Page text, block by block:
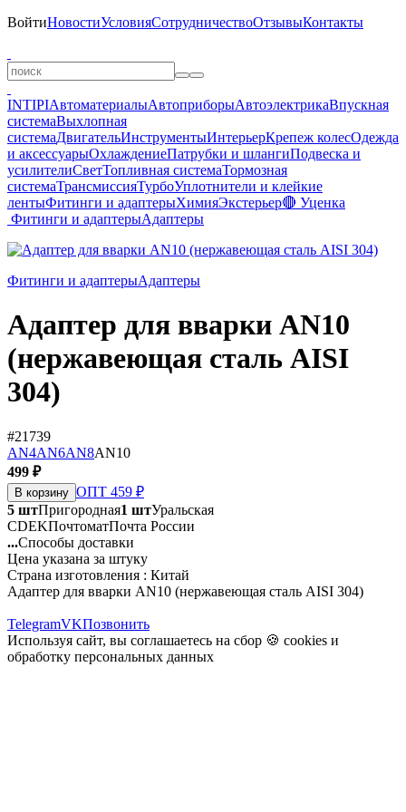
ВойтиНовостиУсловияСотрудничествоОтзывыКонтакты
INTIPIАвтоматериалыАвтоприборыАвтоэлектрикаВпускная
системаВыхлопная
системаДвигательИнструментыИнтерьерКрепеж колесОдежда
и аксессуарыОхлаждениеПатрубки и шлангиПодвеска и
усилителиСветТопливная системаТормозная
системаТрансмиссияТурбоУплотнители и клейкие
лентыФитинги и адаптерыХимияЭкстерьер🔴 Уценка
Фитинги и адаптерыАдаптеры
Фитинги и адаптерыАдаптеры
Адаптер для вварки AN10
(нержавеющая сталь AISI
304)
#21739
AN4AN6AN8AN10
499 ₽
В корзину ОПТ 459 ₽
5 штПригородная1 штУральская
CDEKПочтоматПочта России
...Способы доставки
Цена указана за штуку
Страна изготовления : Китай
Адаптер для вварки AN10 (нержавеющая сталь AISI 304)
TelegramVKПозвонить
Используя сайт, вы соглашаетесь на сбор 🍪 cookies и
обработку персональных данных